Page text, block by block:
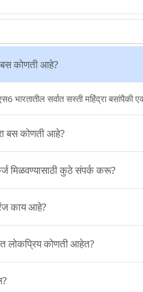
भारतामध्ये सर्वात सस्ती महिंद्रा बस कोणती आहे?
भारतातील सर्वात सस्ती महिंद्रा
भारतामध्ये सर्वात महागडी महिंद्रा बस कोणती आहे?
कर्ज मिळवण्यासाठी कुठे संपर्क करू?
HP रेंज काय आहे?
सर्वात लोकप्रिय कोणती आहेत?